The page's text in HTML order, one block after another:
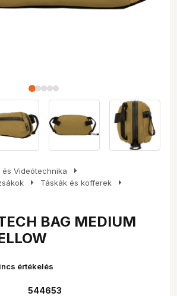
és Videótechnika arrow_right
arrow_right Táskák és kofferek arrow_right
BAG MEDIUM
értékelés
544653